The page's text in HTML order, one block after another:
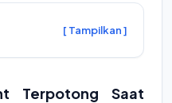
[ Tampilkan ]
Terpotong Saat